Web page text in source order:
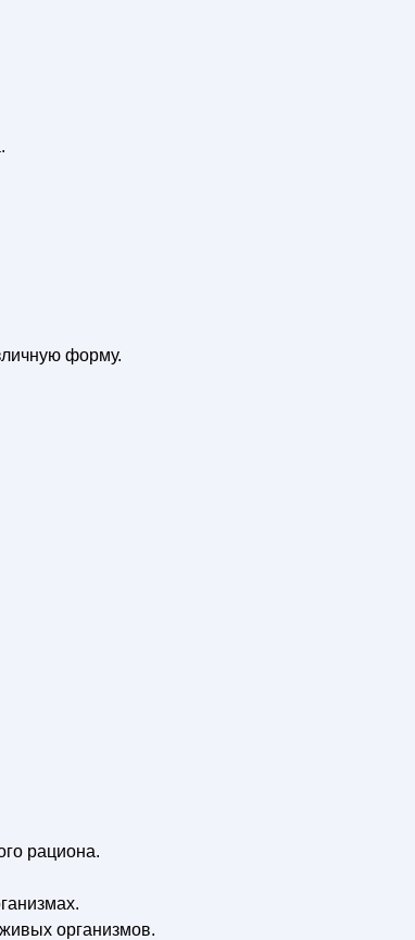
форму.
рациона.
организмов.